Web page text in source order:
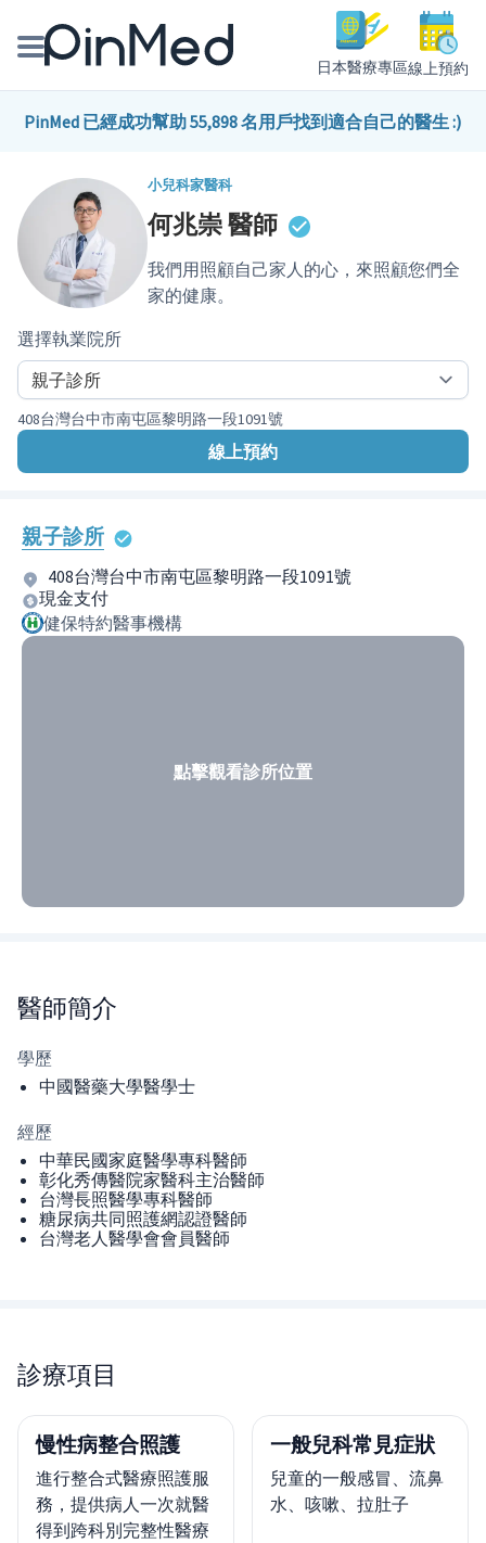
日本醫療專區線上預約
線上預約醫師、院所
醫師專欄專訪
健康主題館
我是醫療人員
PinMed 已經成功幫助 55,898 名用戶找到適合自己的醫生 :)
小兒科家醫科
何兆崇醫師
我們用照顧自己家人的心，來照顧您們全
家的健康。
選擇執業院所
408台灣台中市南屯區黎明路一段1091號
線上預約
親子診所
408台灣台中市南屯區黎明路一段1091號
現金支付
健保特約醫事機構
點擊觀看診所位置
醫師簡介
學歷
中國醫藥大學醫學士
經歷
中華民國家庭醫學專科醫師
彰化秀傳醫院家醫科主治醫師
台灣長照醫學專科醫師
糖尿病共同照護網認證醫師
台灣老人醫學會會員醫師
診療項目
慢性病整合照護
進行整合式醫療照護服
務，提供病人一次就醫
得到跨科別完整性醫療
一般兒科常見症狀
兒童的一般感冒、流鼻
水、咳嗽、拉肚子